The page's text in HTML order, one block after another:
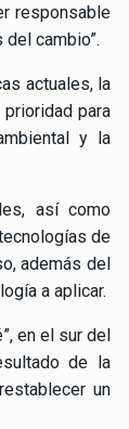
responsable
cambio”.
actuales, la
para
y la
así como
de
además del
a aplicar.
en el sur del
de la
un